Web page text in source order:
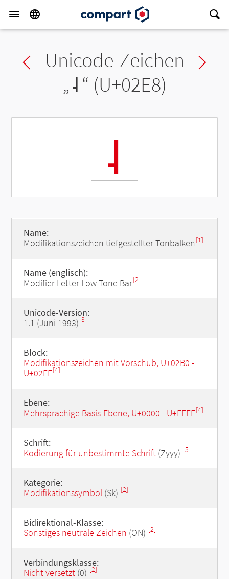
Previous char
Unicode-Zeichen
„˨ “ (U+02E8)
˨
Name:
Modifikationszeichen tiefgestellter Tonbalken [1]
Name (englisch):
Modifier Letter Low Tone Bar[2]
Unicode-Version:
1.1 (Juni 1993)[3]
Block:
Modifikationszeichen mit Vorschub, U+02B0 -
U+02FF[4]
Ebene:
Mehrsprachige Basis-Ebene, U+0000 - U+FFFF[4]
Schrift:
Kodierung für unbestimmte Schrift(Zyyy) [5]
Kategorie:
Modifikationssymbol(Sk) [2]
Bidirektional-Klasse:
Sonstiges neutrale Zeichen (ON) [2]
Verbindungsklasse:
Nicht versetzt(0) [2]